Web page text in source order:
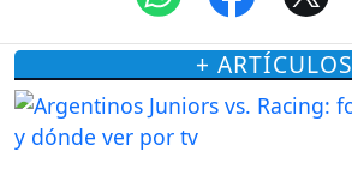
+ ARTÍCULOS